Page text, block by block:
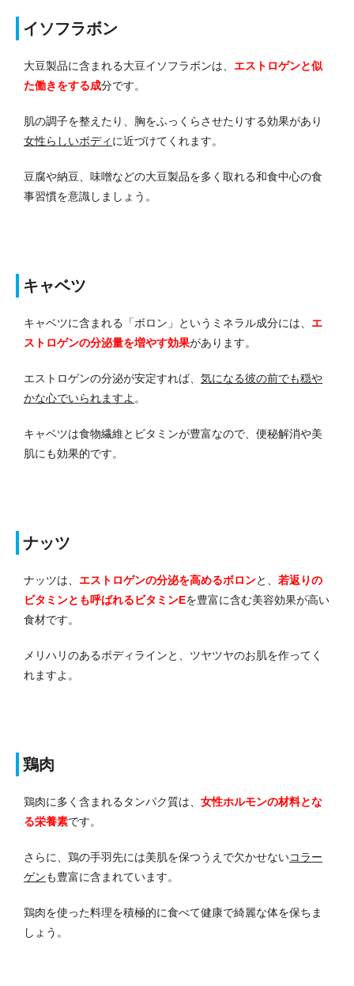
イソフラボン
大豆製品に含まれる大豆イソフラボンは、 エストロゲンと似
た働きをする成分です。
肌の調子を整えたり、胸をふっくらさせたりする効果があり
女性らしいボディ に近づけてくれます。
豆腐や納豆、味噌などの大豆製品を多く取れる和食中心の食
事習慣を意識しましょう。
キャベツ
キャベツに含まれる「ボロン」というミネラル成分には、 エ
ストロゲンの分泌量を増やす効果があります。
エストロゲンの分泌が安定すれば、 気になる彼の前でも穏や
かな心でいられますよ 。
キャベツは食物繊維とビタミンが豊富なので、便秘解消や美
肌にも効果的です。
ナッツ
ナッツは、 エストロゲンの分泌を高めるボロンと、 若返りの
ビタミンとも呼ばれるビタミンEを豊富に含む美容効果が高い
食材です。
メリハリのあるボディラインと、ツヤツヤのお肌を作ってく
れますよ。
鶏肉
鶏肉に多く含まれるタンパク質は、 女性ホルモンの材料とな
る栄養素です。
さらに、鶏の手羽先には美肌を保つうえで欠かせないコラー
ゲンも豊富に含まれています。
鶏肉を使った料理を積極的に食べて健康で綺麗な体を保ちま
しょう。